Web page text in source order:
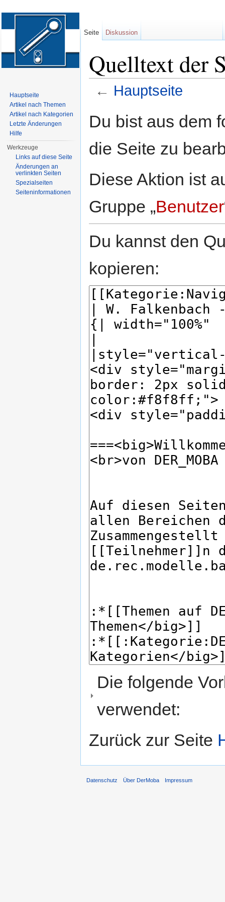
Quelltext der
← Hauptseite
Du bist aus dem
die Seite zu
Diese Aktion ist
Gruppe „Benutzer
Du kannst den
kopieren:
Die folgende
verwendet:
Zurück zur Seite
Seite Diskussion
Hauptseite
Artikel nach Themen
Artikel nach Kategorien
Letzte Änderungen
Hilfe
Werkzeuge
Links auf diese Seite
Änderungen an
verlinkten Seiten
Spezialseiten
Seiten­informationen
Datenschutz Über DerMoba Impressum